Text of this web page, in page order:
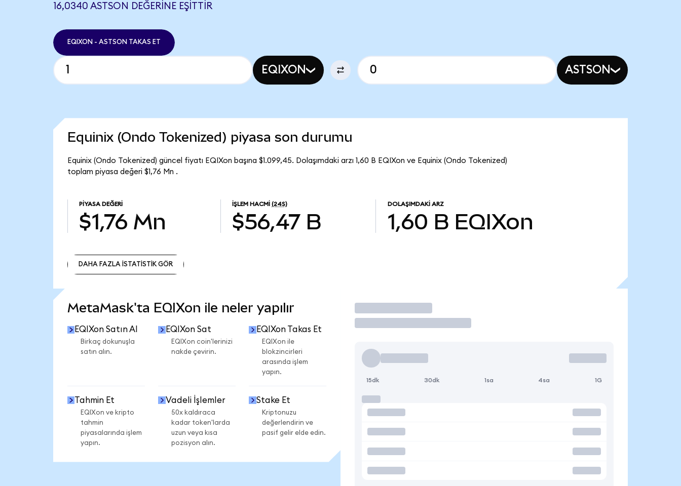
16,0340 ASTSON DEĞERINE EŞITTIR
EQIXON - ASTSON TAKAS ET
EQIXON ASTSON
Equinix (Ondo Tokenized) piyasa son durumu
Equinix (Ondo Tokenized) güncel fiyatı EQIXon başına $1.099,45. Dolaşımdaki arzı 1,60 B EQIXon ve Equinix (Ondo Tokenized)
toplam piyasa değeri $1,76 Mn .
PIYASA DEĞERI
$1,76 Mn
İŞLEM HACMI (24S)
$56,47 B
DOLAŞIMDAKI ARZ
1,60 B EQIXon
DAHA FAZLA İSTATİSTİK GÖR
MetaMask'ta EQIXon ile neler yapılır
EQIXon Satın Al
Birkaç dokunuşla
satın alın.
EQIXon Sat
EQIXon coin'lerinizi
nakde çevirin.
EQIXon Takas Et
EQIXon ile
blokzincirleri
arasında işlem
yapın.
Tahmin Et
EQIXon ve kripto
tahmin
piyasalarında işlem
yapın.
Vadeli İşlemler
50x kaldıraca
kadar token'larda
uzun veya kısa
pozisyon alın.
Stake Et
Kriptonuzu
değerlendirin ve
pasif gelir elde edin.
İşlem Yap
15dk 30dk 1sa 4sa 1G